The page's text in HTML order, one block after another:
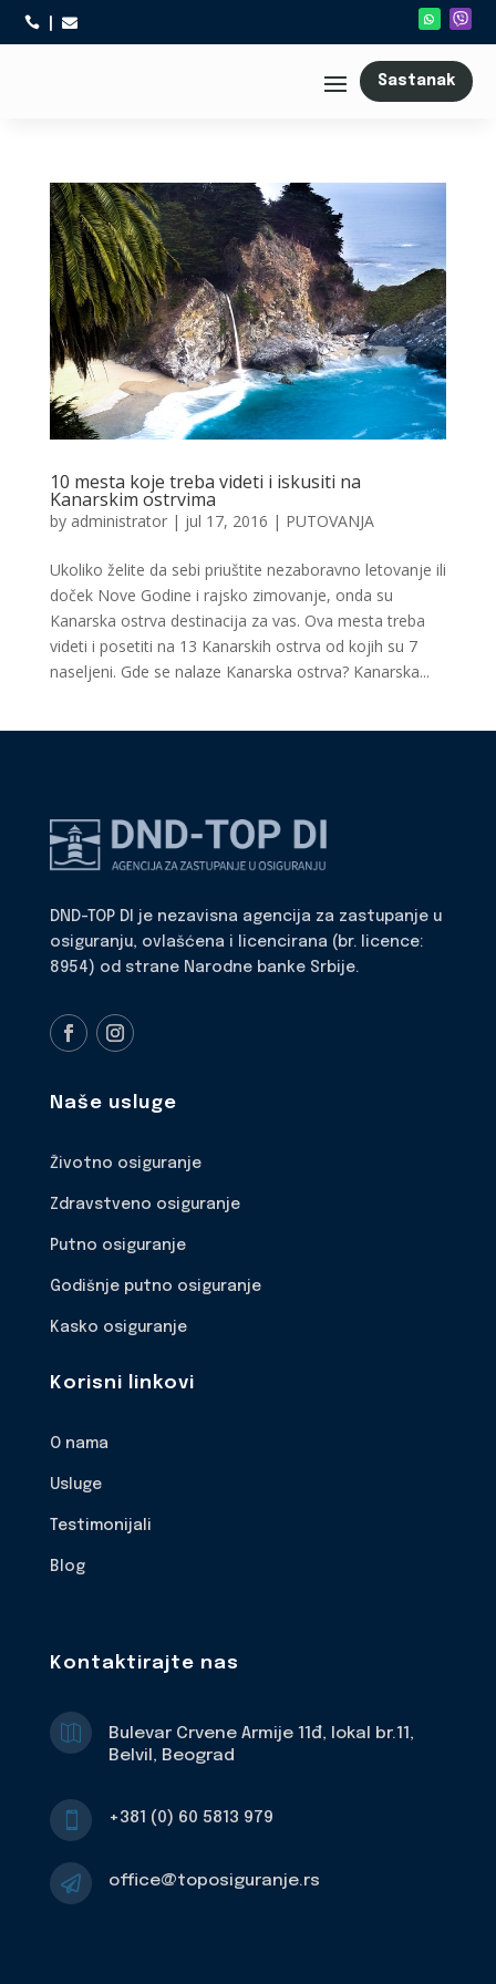
 
Sastanak
10 mesta koje treba videti i iskusiti na
Kanarskim ostrvima
by administrator| jul 17, 2016 | PUTOVANJA
Ukoliko želite da sebi priuštite nezaboravno letovanje ili
doček Nove Godine i rajsko zimovanje, onda su
Kanarska ostrva destinacija za vas. Ova mesta treba
videti i posetiti na 13 Kanarskih ostrva od kojih su 7
naseljeni. Gde se nalaze Kanarska ostrva? Kanarska...
DND-TOP DI je nezavisna agencija za zastupanje u
osiguranju, ovlašćena i licencirana (br. licence:
8954) od strane Narodne banke Srbije.
Naše usluge
Životno osiguranje
Zdravstveno osiguranje
Putno osiguranje
Godišnje putno osiguranje
Kasko osiguranje
Korisni linkovi
O nama
Usluge
Testimonijali
Blog
Kontaktirajte nas

Bulevar Crvene Armije 11đ, lokal br.11,
Belvil, Beograd
 +381 (0) 60 5813 979
 office@toposiguranje.rs